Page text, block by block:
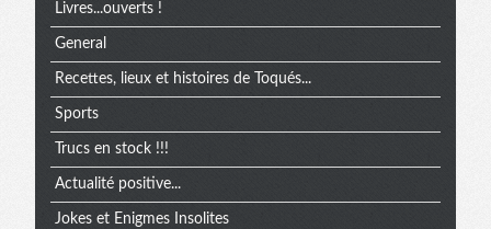
Livres...ouverts !
General
Recettes, lieux et histoires de Toqués...
Sports
Trucs en stock !!!
Actualité positive...
Jokes et Enigmes Insolites